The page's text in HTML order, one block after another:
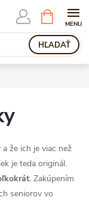
HĽADAŤ
KOŠÍK
že ich je viac než
je teda originál.
Zakúpením
seniorov vo